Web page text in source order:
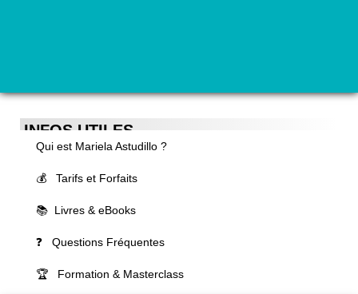
INFOS UTILES
Qui est Mariela Astudillo ?
💰 Tarifs et Forfaits
📚 Livres & eBooks
❓ Questions Fréquentes
🏆 Formation & Masterclass